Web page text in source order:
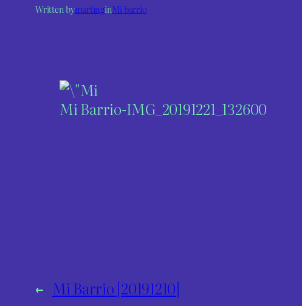
Written bymartinginMi barrio
Mi Barrio-IMG_20191221_132600
← Mi Barrio [20191210]